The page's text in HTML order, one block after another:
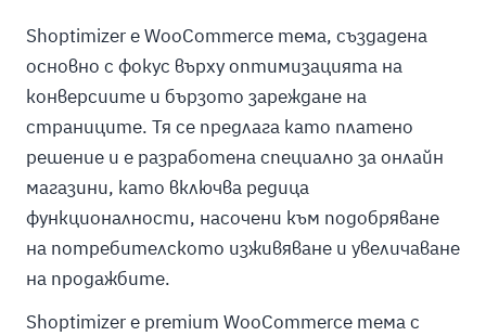
Shoptimizer е WooCommerce тема, създадена
основно с фокус върху оптимизацията на
конверсиите и бързото зареждане на
страниците. Тя се предлага като платено
решение и е разработена специално за онлайн
магазини, като включва редица
функционалности, насочени към подобряване
на потребителското изживяване и увеличаване
на продажбите.
Shoptimizer е premium WooCommerce тема с